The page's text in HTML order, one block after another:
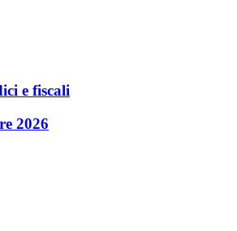
e fiscali
2026